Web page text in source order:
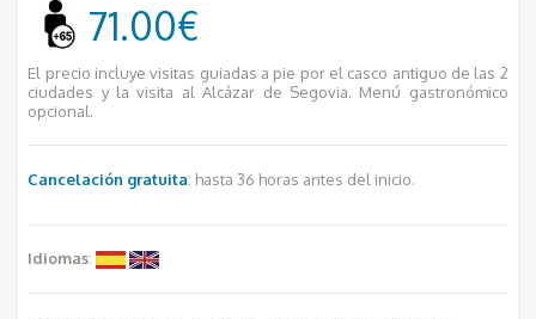
71.00€
El precio incluye visitas guiadas a pie por el casco antiguo de las 2
ciudades y la visita al Alcázar de Segovia. Menú gastronómico
opcional.
Cancelación gratuita: hasta 36 horas antes del inicio.
Idiomas: